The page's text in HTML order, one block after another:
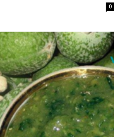
0